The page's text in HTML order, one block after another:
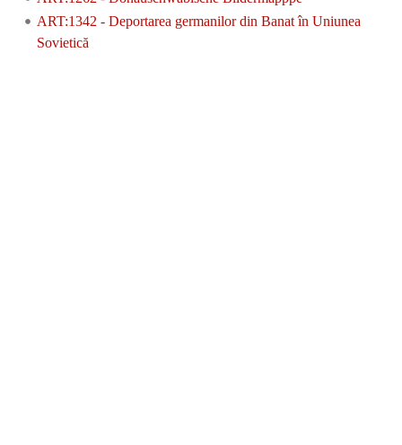
ART:1342 - Deportarea germanilor din Banat în Uniunea
Sovietică